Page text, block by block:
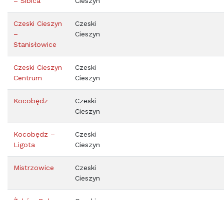
Czeski Cieszyn
–
Stanisłowice
Czeski
Cieszyn
Czeski Cieszyn
Centrum
Czeski
Cieszyn
Kocobędz
Czeski
Cieszyn
Kocobędz –
Ligota
Czeski
Cieszyn
Mistrzowice
Czeski
Cieszyn